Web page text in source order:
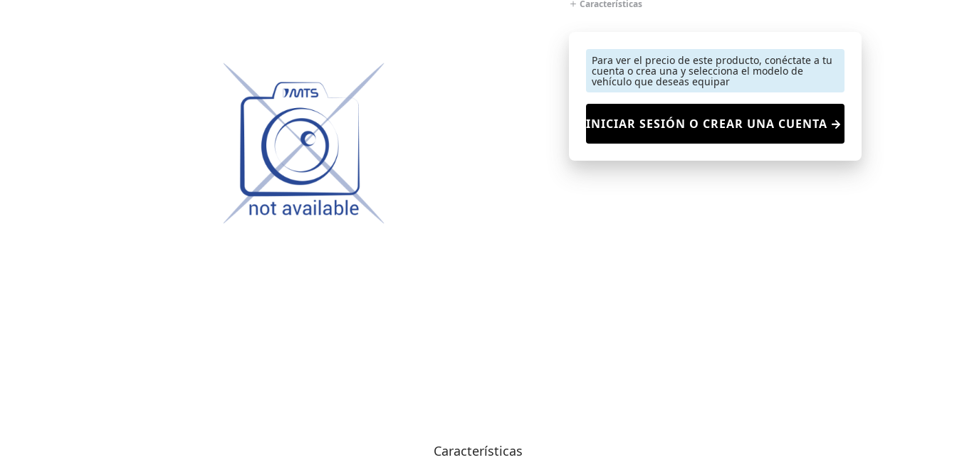
Características
Para ver el precio de este producto, conéctate a tu
cuenta o crea una y selecciona el modelo de
vehículo que deseas equipar
INICIAR SESIÓN O CREAR UNA CUENTA
Características